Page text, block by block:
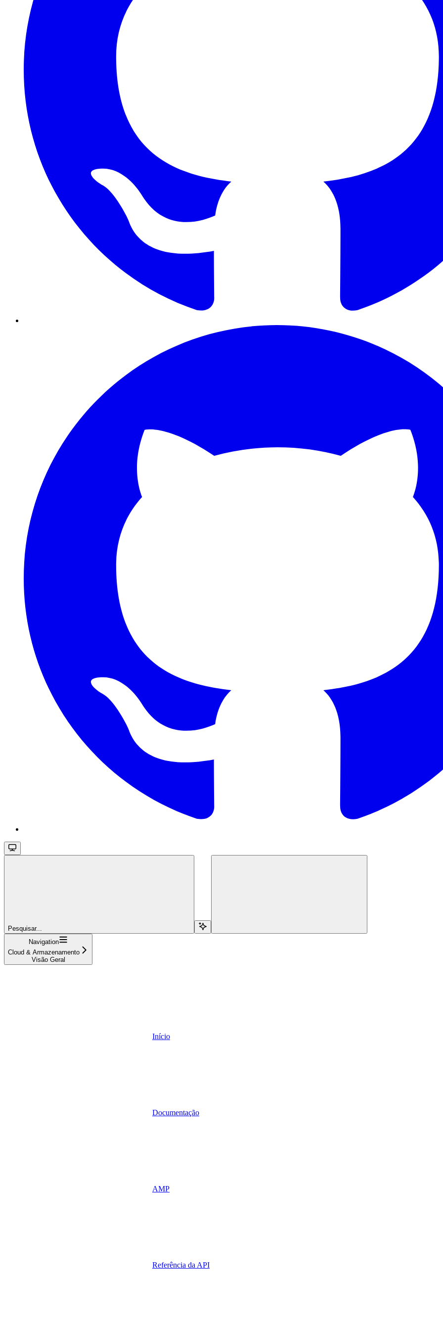
Pesquisar...
Navigation
Cloud & Armazenamento
Visão Geral
Início
Documentação
AMP
Referência da API